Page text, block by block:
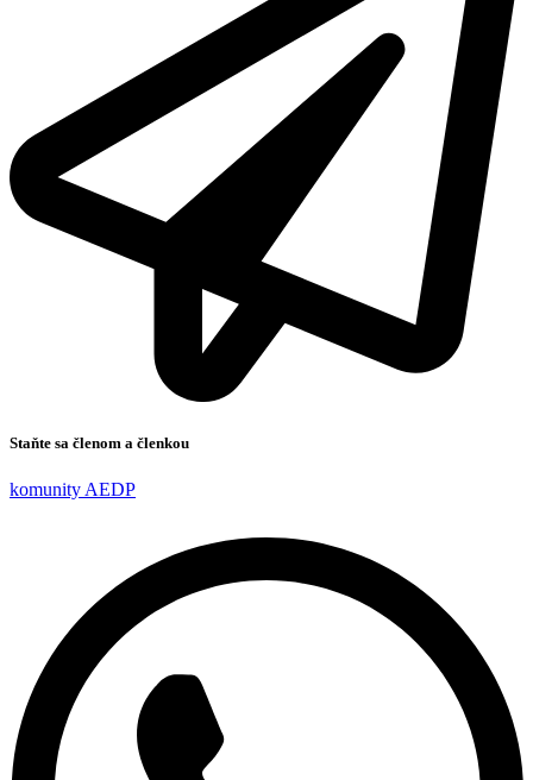
Staňte sa členom a členkou
komunity AEDP